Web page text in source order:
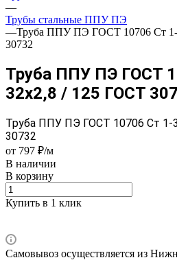
—
Трубы стальные ППУ ПЭ
—Труба ППУ ПЭ ГОСТ 10706 Ст
30732
Труба ППУ ПЭ ГОСТ
32x2,8 / 125 ГОСТ
Труба ППУ ПЭ ГОСТ 10706 Ст 1-
30732
от 797 ₽/м
В наличии
В корзину
Купить в 1 клик
Самовывоз осуществляется из